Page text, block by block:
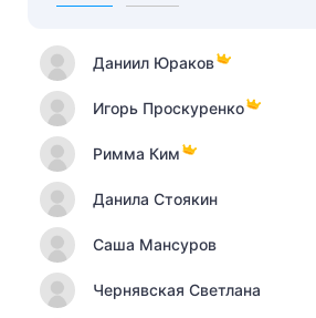
Даниил Юраков
Игорь Проскуренко
Римма Ким
Данила Стоякин
Саша Мансуров
Чернявская Светлана